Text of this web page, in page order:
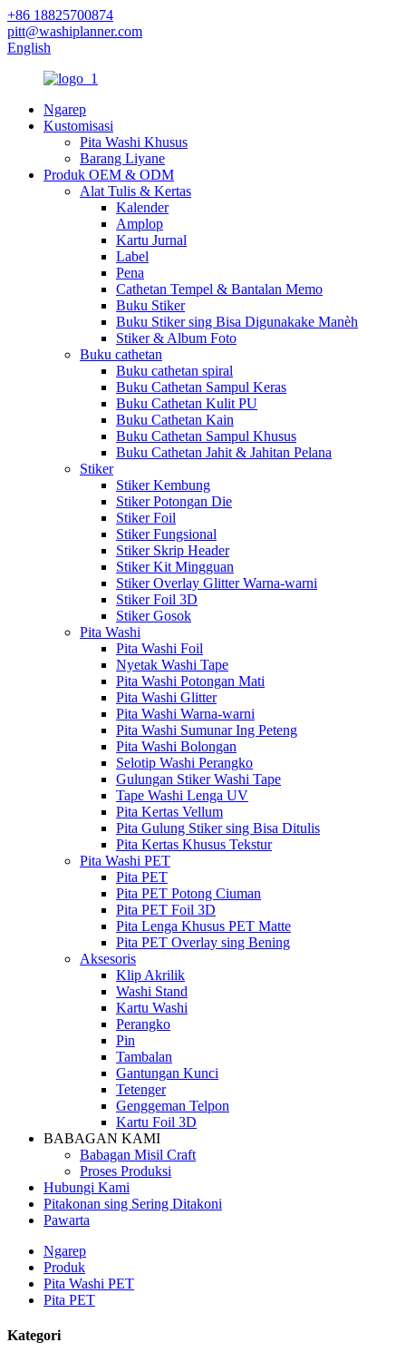
+86 18825700874
pitt@washiplanner.com
English
Ngarep
Kustomisasi
Pita Washi Khusus
Barang Liyane
Produk OEM & ODM
Alat Tulis & Kertas
Kalender
Amplop
Kartu Jurnal
Label
Pena
Cathetan Tempel & Bantalan Memo
Buku Stiker
Buku Stiker sing Bisa Digunakake Manèh
Stiker & Album Foto
Buku cathetan
Buku cathetan spiral
Buku Cathetan Sampul Keras
Buku Cathetan Kulit PU
Buku Cathetan Kain
Buku Cathetan Sampul Khusus
Buku Cathetan Jahit & Jahitan Pelana
Stiker
Stiker Kembung
Stiker Potongan Die
Stiker Foil
Stiker Fungsional
Stiker Skrip Header
Stiker Kit Mingguan
Stiker Overlay Glitter Warna-warni
Stiker Foil 3D
Stiker Gosok
Pita Washi
Pita Washi Foil
Nyetak Washi Tape
Pita Washi Potongan Mati
Pita Washi Glitter
Pita Washi Warna-warni
Pita Washi Sumunar Ing Peteng
Pita Washi Bolongan
Selotip Washi Perangko
Gulungan Stiker Washi Tape
Tape Washi Lenga UV
Pita Kertas Vellum
Pita Gulung Stiker sing Bisa Ditulis
Pita Kertas Khusus Tekstur
Pita Washi PET
Pita PET
Pita PET Potong Ciuman
Pita PET Foil 3D
Pita Lenga Khusus PET Matte
Pita PET Overlay sing Bening
Aksesoris
Klip Akrilik
Washi Stand
Kartu Washi
Perangko
Pin
Tambalan
Gantungan Kunci
Tetenger
Genggeman Telpon
Kartu Foil 3D
BABAGAN KAMI
Babagan Misil Craft
Proses Produksi
Hubungi Kami
Pitakonan sing Sering Ditakoni
Pawarta
Ngarep
Produk
Pita Washi PET
Pita PET
Kategori